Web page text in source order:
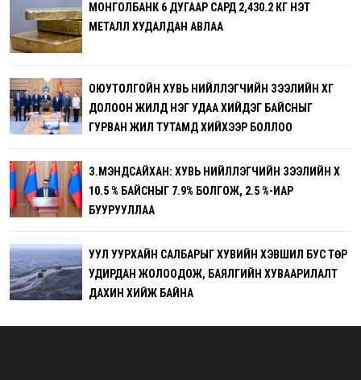
МОНГОЛБАНК 6 ДУГААР САРД 2,430.2 КГ ҮНЭТ
МЕТАЛЛ ХУДАЛДАН АВЛАА
ОЮУТОЛГОЙН ХУВЬ НИЙЛҮҮЛЭГЧИЙН ЗЭЭЛИЙН ХҮҮГ
ДОЛООН ЖИЛД НЭГ УДАА ХИЙДЭГ БАЙСНЫГ
ГУРВАН ЖИЛ ТУТАМД ХИЙХЭЭР БОЛЛОО
З.МЭНДСАЙХАН: ХУВЬ НИЙЛҮҮЛЭГЧИЙН ЗЭЭЛИЙН ХҮҮ
10.5 % БАЙСНЫГ 7.9% БОЛГОЖ, 2.5 %-ИАР
БУУРУУЛЛАА
УУЛ УУРХАЙН САЛБАРЫГ ХУВИЙН ХЭВШИЛ БУС ТӨР
УДИРДАН ЖОЛООДОЖ, БАЯЛГИЙН ХУВААРИЛАЛТ
ДАХИН ХИЙЖ БАЙНА